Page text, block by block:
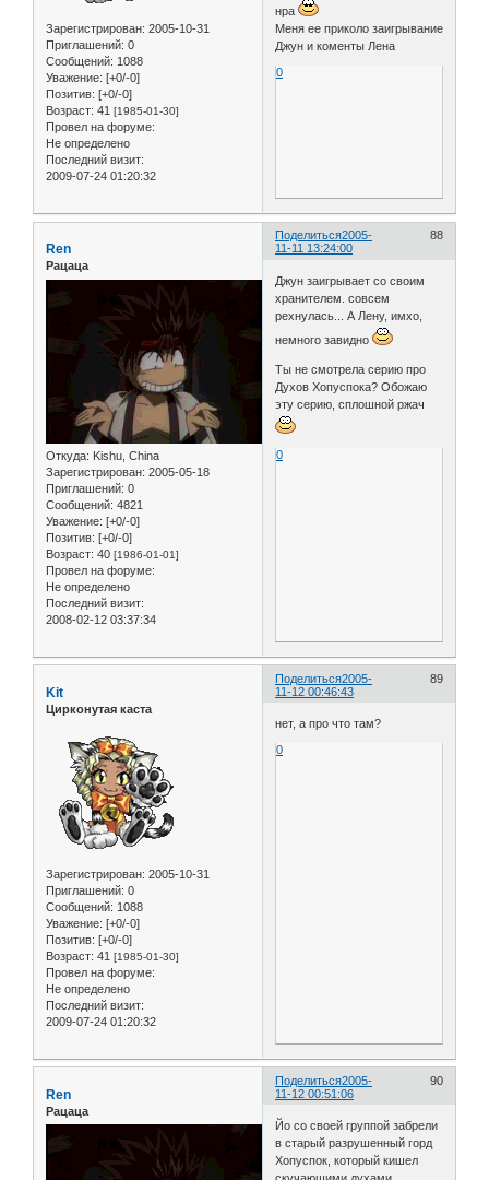
Зарегистрирован: 2005-10-31
Приглашений: 0
Сообщений: 1088
Уважение: [+0/-0]
Позитив: [+0/-0]
Возраст: 41 [1985-01-30]
Провел на форуме:
Не определено
Последний визит:
2009-07-24 01:20:32
нра
Меня ее приколо заигрывание
Джун и коменты Лена
0
Поделиться 88
2005-
11-11 13:24:00
Ren
Рацаца
Откуда: Kishu, China
Зарегистрирован: 2005-05-18
Приглашений: 0
Сообщений: 4821
Уважение: [+0/-0]
Позитив: [+0/-0]
Возраст: 40 [1986-01-01]
Провел на форуме:
Не определено
Последний визит:
2008-02-12 03:37:34
Джун заигрывает со своим
хранителем. совсем
рехнулась... А Лену, имхо,
немного завидно
Ты не смотрела серию про
Духов Хопуспока? Обожаю
эту серию, сплошной ржач
0
Поделиться 89
2005-
11-12 00:46:43
Kit
Цирконутая каста
Зарегистрирован: 2005-10-31
Приглашений: 0
Сообщений: 1088
Уважение: [+0/-0]
Позитив: [+0/-0]
Возраст: 41 [1985-01-30]
Провел на форуме:
Не определено
Последний визит:
2009-07-24 01:20:32
нет, а про что там?
0
Поделиться 90
2005-
11-12 00:51:06
Ren
Рацаца
Йо со своей группой забрели
в старый разрушенный горд
Хопуспок, который кишел